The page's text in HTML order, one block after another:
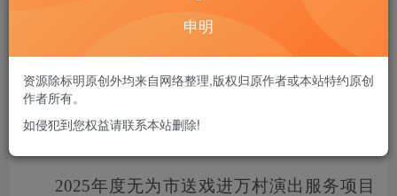
您当前未登录！建议登陆后购买，可保存购买订单
项目概况
2025年度无为市送戏进万村演出服务项目
申明
资源除标明原创外均来自网络整理,版权归原作者或本站特约原创
作者所有。
如侵犯到您权益请联系本站删除!